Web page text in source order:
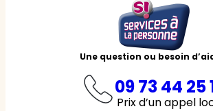
Une question ou besoin
09 73 44 25
Prix d’un appel